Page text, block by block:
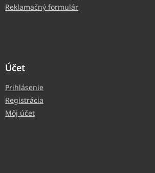
Reklamačný formulár
Účet
Prihlásenie
Registrácia
Môj účet